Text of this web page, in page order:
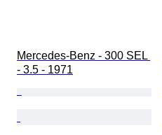
Mercedes-Benz - 300 SEL
- 3.5 - 1971